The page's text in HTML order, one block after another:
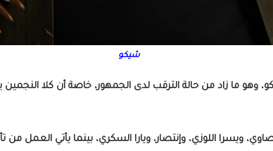
شيكو
ما زاد من حالة الترقب لدى الجمهور، خاصة أن كلا
ويسرا اللوزي، وإنتصار، ويارا السكري، بينما يأتي العمل من